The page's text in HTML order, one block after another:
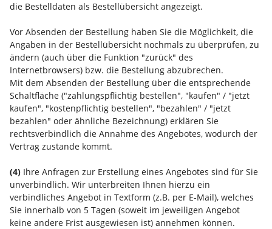
die Bestelldaten als Bestellübersicht angezeigt.
Vor Absenden der Bestellung haben Sie die Möglichkeit, die
Angaben in der Bestellübersicht nochmals zu überprüfen, zu
ändern (auch über die Funktion "zurück" des
Internetbrowsers) bzw. die Bestellung abzubrechen.
Mit dem Absenden der Bestellung über die entsprechende
Schaltfläche ("zahlungspflichtig bestellen", "kaufen" / "jetzt
kaufen", "kostenpflichtig bestellen", "bezahlen" / "jetzt
bezahlen" oder ähnliche Bezeichnung) erklären Sie
rechtsverbindlich die Annahme des Angebotes, wodurch der
Vertrag zustande kommt.
(4) Ihre Anfragen zur Erstellung eines Angebotes sind für Sie
unverbindlich. Wir unterbreiten Ihnen hierzu ein
verbindliches Angebot in Textform (z.B. per E-Mail), welches
Sie innerhalb von 5 Tagen (soweit im jeweiligen Angebot
keine andere Frist ausgewiesen ist) annehmen können.